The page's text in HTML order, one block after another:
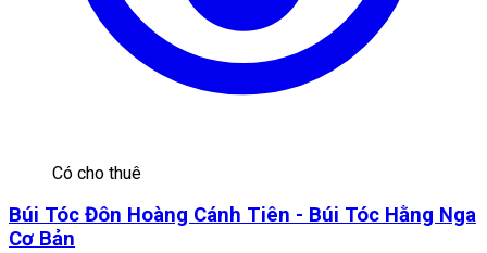
Có cho thuê
Búi Tóc Đôn Hoàng Cánh Tiên - Búi Tóc Hằng Nga
Cơ Bản